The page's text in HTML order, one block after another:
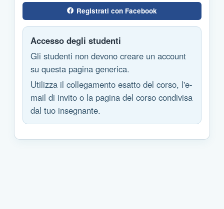
Registrati con Facebook
Accesso degli studenti
Gli studenti non devono creare un account
su questa pagina generica.
Utilizza il collegamento esatto del corso, l'e-
mail di invito o la pagina del corso condivisa
dal tuo insegnante.